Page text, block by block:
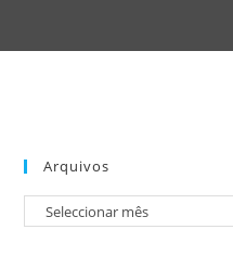
Arquivos
Arquivos